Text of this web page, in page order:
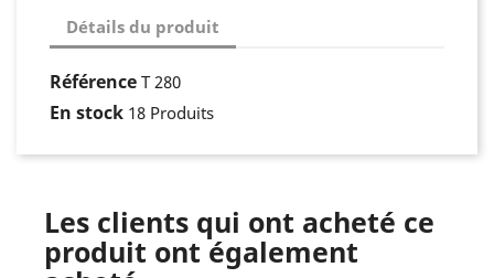
Détails du produit
Référence T 280
En stock 18 Produits
Les clients qui ont acheté ce
produit ont également